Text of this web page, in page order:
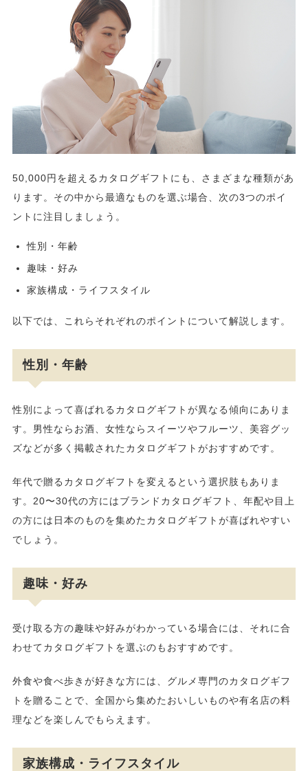
50,000円を超えるカタログギフトにも、さまざまな種類があ
ります。その中から最適なものを選ぶ場合、次の3つのポイ
ントに注目しましょう。
性別・年齢
趣味・好み
家族構成・ライフスタイル
以下では、これらそれぞれのポイントについて解説します。
性別・年齢
性別によって喜ばれるカタログギフトが異なる傾向にありま
す。男性ならお酒、女性ならスイーツやフルーツ、美容グッ
ズなどが多く掲載されたカタログギフトがおすすめです。
年代で贈るカタログギフトを変えるという選択肢もありま
す。20〜30代の方にはブランドカタログギフト、年配や目上
の方には日本のものを集めたカタログギフトが喜ばれやすい
でしょう。
趣味・好み
受け取る方の趣味や好みがわかっている場合には、それに合
わせてカタログギフトを選ぶのもおすすめです。
外食や食べ歩きが好きな方には、グルメ専門のカタログギフ
トを贈ることで、全国から集めたおいしいものや有名店の料
理などを楽しんでもらえます。
家族構成・ライフスタイル